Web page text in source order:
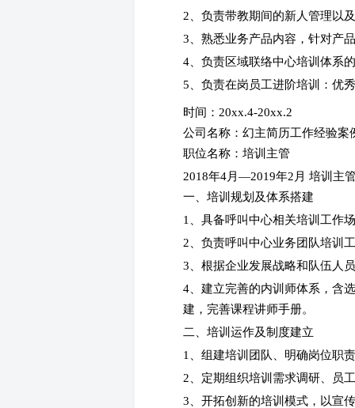
2、负责带教期间的新人管理以
3、熟悉业务产品内容，针对产
4、负责区域联络中心培训体系
5、负责在岗员工进阶培训：优
时间：20xx.4-20xx.2
公司名称：幻主简历工作经验
职位名称：培训主管
2018年4月—2019年2月 培训主
一、培训规划及体系搭建
1、具备呼叫中心相关培训工作
2、负责呼叫中心业务团队培训
3、根据企业发展战略和队伍人
4、建立完善的内训师体系，含
建，完善课程讲师手册。
二、培训运作及制度建立
1、组建培训团队、明确岗位职
2、定期组织培训需求调研、员
3、开拓创新的培训模式，以宣